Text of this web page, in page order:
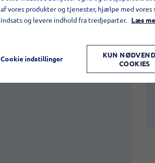
af vores produkter og tjenester, hjælpe med
indsats og levere indhold fra tredjeparter. Læs
Cookie indstillinger
KUN
COOKIES